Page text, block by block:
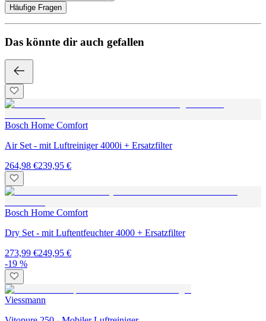
Häufige Fragen
Das könnte dir auch gefallen
Bosch Home Comfort
Air Set - mit Luftreiniger 4000i + Ersatzfilter
264,98 €239,95 €
Bosch Home Comfort
Dry Set - mit Luftentfeuchter 4000 + Ersatzfilter
273,99 €249,95 €
-19 %
Viessmann